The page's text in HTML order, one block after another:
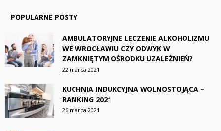
POPULARNE POSTY
AMBULATORYJNE LECZENIE ALKOHOLIZMU
WE WROCŁAWIU CZY ODWYK W
ZAMKNIĘTYM OŚRODKU UZALEŻNIEŃ?
22 marca 2021
KUCHNIA INDUKCYJNA WOLNOSTOJĄCA –
RANKING 2021
26 marca 2021